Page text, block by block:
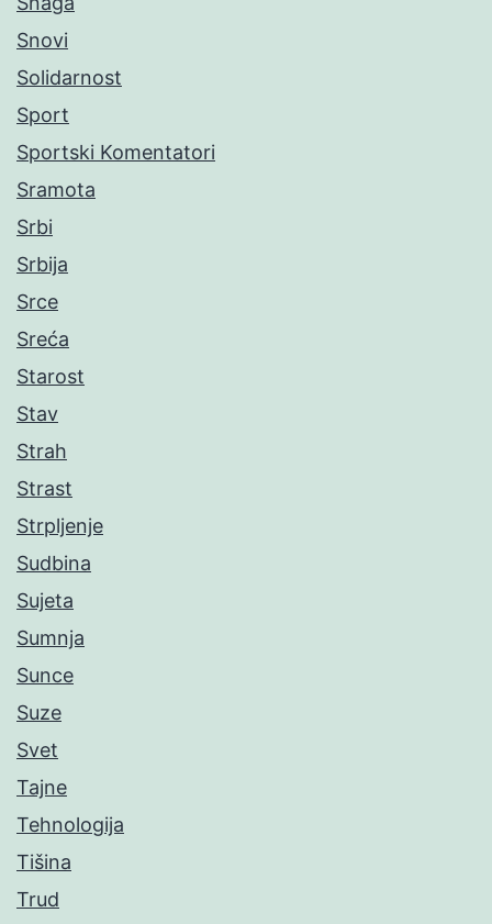
Snovi
Solidarnost
Sport
Sportski Komentatori
Sramota
Srbi
Srbija
Srce
Sreća
Starost
Stav
Strah
Strast
Strpljenje
Sudbina
Sujeta
Sumnja
Sunce
Suze
Svet
Tajne
Tehnologija
Tišina
Trud